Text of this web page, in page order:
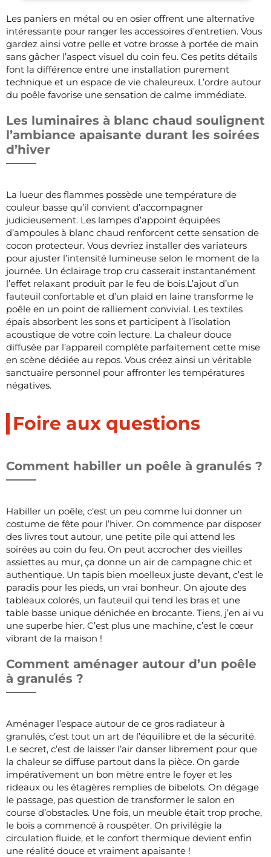
Les paniers en métal ou en osier offrent une alternative
intéressante pour ranger les accessoires d’entretien. Vous
gardez ainsi votre pelle et votre brosse à portée de main
sans gâcher l’aspect visuel du coin feu. Ces petits détails
font la différence entre une installation purement
technique et un espace de vie chaleureux. L’ordre autour
du poêle favorise une sensation de calme immédiate.
Les luminaires à blanc chaud soulignent
l’ambiance apaisante durant les soirées
d’hiver
La lueur des flammes possède une température de
couleur basse qu’il convient d’accompagner
judicieusement. Les lampes d’appoint équipées
d’ampoules à blanc chaud renforcent cette sensation de
cocon protecteur. Vous devriez installer des variateurs
pour ajuster l’intensité lumineuse selon le moment de la
journée. Un éclairage trop cru casserait instantanément
l’effet relaxant produit par le feu de bois.L’ajout d’un
fauteuil confortable et d’un plaid en laine transforme le
poêle en un point de ralliement convivial. Les textiles
épais absorbent les sons et participent à l’isolation
acoustique de votre coin lecture. La chaleur douce
diffusée par l’appareil complète parfaitement cette mise
en scène dédiée au repos. Vous créez ainsi un véritable
sanctuaire personnel pour affronter les températures
négatives.
Foire aux questions
Comment habiller un poêle à granulés ?
Habiller un poêle, c’est un peu comme lui donner un
costume de fête pour l’hiver. On commence par disposer
des livres tout autour, une petite pile qui attend les
soirées au coin du feu. On peut accrocher des vieilles
assiettes au mur, ça donne un air de campagne chic et
authentique. Un tapis bien moelleux juste devant, c’est le
paradis pour les pieds, un vrai bonheur. On ajoute des
tableaux colorés, un fauteuil qui tend les bras et une
table basse unique dénichée en brocante. Tiens, j’en ai vu
une superbe hier. C’est plus une machine, c’est le cœur
vibrant de la maison !
Comment aménager autour d’un poêle
à granulés ?
Aménager l’espace autour de ce gros radiateur à
granulés, c’est tout un art de l’équilibre et de la sécurité.
Le secret, c’est de laisser l’air danser librement pour que
la chaleur se diffuse partout dans la pièce. On garde
impérativement un bon mètre entre le foyer et les
rideaux ou les étagères remplies de bibelots. On dégage
le passage, pas question de transformer le salon en
course d’obstacles. Une fois, un meuble était trop proche,
le bois a commencé à rouspéter. On privilégie la
circulation fluide, et le confort thermique devient enfin
une réalité douce et vraiment apaisante !